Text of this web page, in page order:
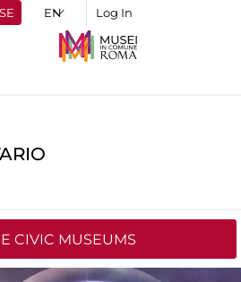
Log In
CIVIC MUSEUMS